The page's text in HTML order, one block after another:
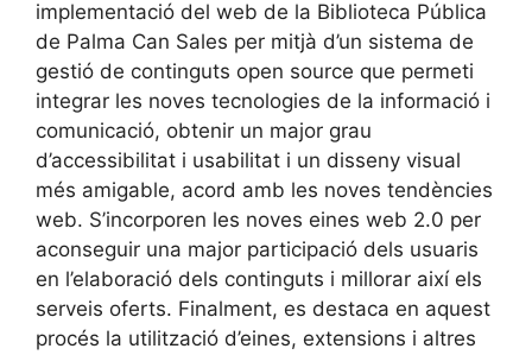
implementació del web de la Biblioteca Pública
de Palma Can Sales per mitjà d’un sistema de
gestió de continguts open source que permeti
integrar les noves tecnologies de la informació i
comunicació, obtenir un major grau
d’accessibilitat i usabilitat i un disseny visual
més amigable, acord amb les noves tendències
web. S’incorporen les noves eines web 2.0 per
aconseguir una major participació dels usuaris
en l’elaboració dels continguts i millorar així els
serveis oferts. Finalment, es destaca en aquest
procés la utilització d’eines, extensions i altres